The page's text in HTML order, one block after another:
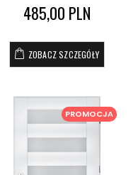
485,00 PLN
ZOBACZ SZCZEGÓŁY
PROMOCJA